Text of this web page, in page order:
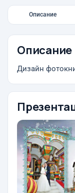
Описание
Описание
Дизайн